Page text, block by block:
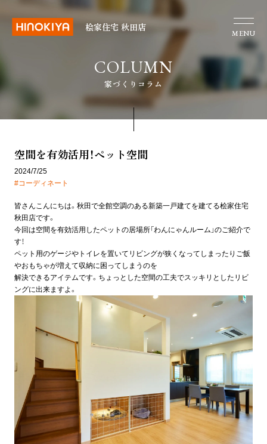
桧家住宅 秋田店
MENU
COLUMN
家づくりコラム
空間を有効活用！ペット空間
2024/7/25
#コーディネート
皆さんこんにちは。秋田で全館空調のある新築一戸建てを建てる桧家住宅
秋田店です。
今回は空間を有効活用したペットの居場所「わんにゃんルーム」のご紹介で
す！
ペット用のゲージやトイレを置いてリビングが狭くなってしまったりご飯
やおもちゃが増えて収納に困ってしまうのを
解決できるアイテムです。ちょっとした空間の工夫でスッキリとしたリビ
ングに出来ますよ。